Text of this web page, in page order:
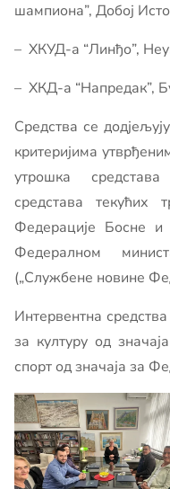
шампиона”, Добој
– ХКУД-а “Линђо”,
– ХКД-а “Напредак”,
Средства се
критеријима
утрошка
средстава текућих
Федерације Босне
Федералном
(„Службене новине
Интервентна
за културу од
спорт од значаја за